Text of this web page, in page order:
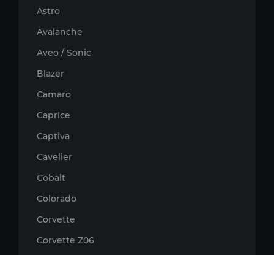
Astro
Avalanche
Aveo / Sonic
Blazer
Camaro
Caprice
Captiva
Cavelier
Cobalt
Colorado
Corvette
Corvette Z06